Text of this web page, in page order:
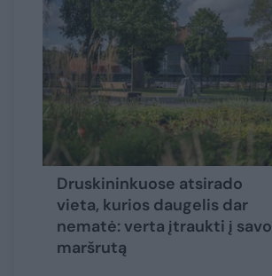
Druskininkuose atsirado
vieta, kurios daugelis dar
nematė: verta įtraukti į savo
maršrutą